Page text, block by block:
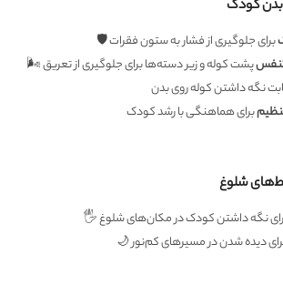
بدن کودک
برای جلوگیری از فشار به ستون فقرات 🛡
پشت کوله و زیر دسته‌ها برای جلوگیری از تعریق 🌬
نگه داشتن کوله روی بدن
برای هماهنگی با رشد کودک
شلوغ
نگه داشتن کودک در مکان‌های شلوغ 🖐
دیده شدن در مسیرهای کم‌نور 🌙